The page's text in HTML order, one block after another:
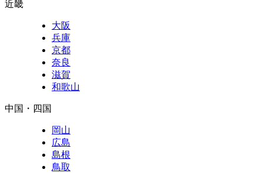
近畿
大阪
兵庫
京都
奈良
滋賀
和歌山
中国・四国
岡山
広島
島根
鳥取